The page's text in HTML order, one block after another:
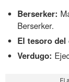
Berserker:
Berserker.
El tesoro del
Verdugo: